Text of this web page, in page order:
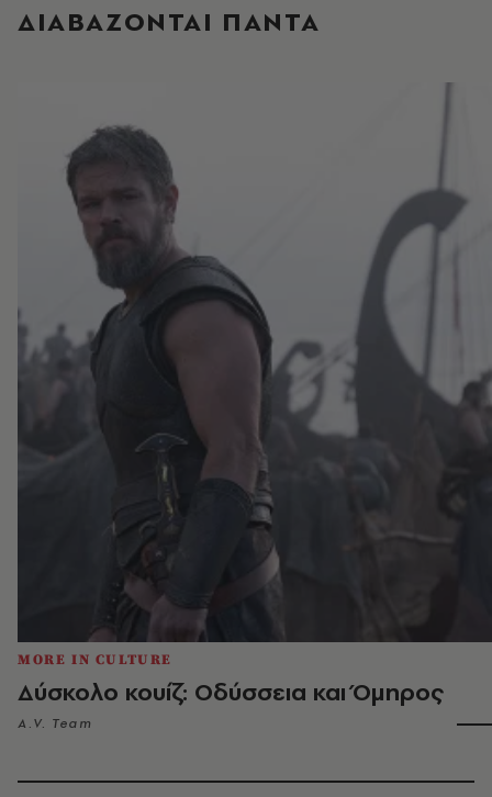
ΔΙΑΒΑΖΟΝΤΑΙ ΠΑΝΤΑ
MORE IN CULTURE
Δύσκολο κουίζ: Οδύσσεια και Όμηρος
A.V. Team